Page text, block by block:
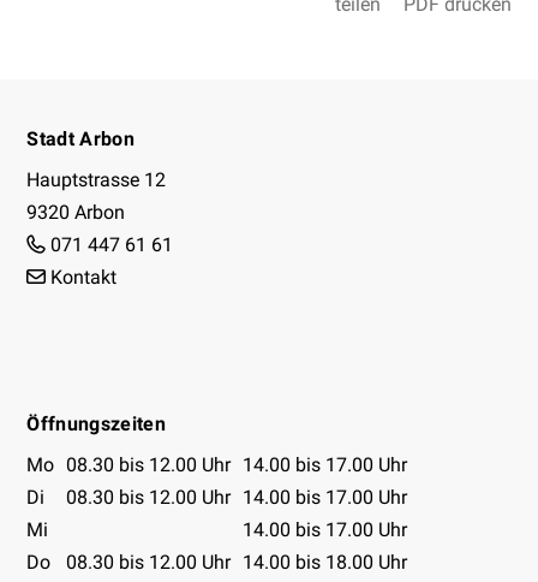
Stadt Arbon
Hauptstrasse 12
9320 Arbon
071 447 61 61
Kontakt
Öffnungszeiten
Öffnungszeiten Tabelle
Mo 08.30 bis 12.00 Uhr 14.00 bis 17.00 Uhr
Di
08.30 bis 12.00 Uhr 14.00 bis 17.00 Uhr
Mi
14.00 bis 17.00 Uhr
Do
08.30 bis 12.00 Uhr 14.00 bis 18.00 Uhr